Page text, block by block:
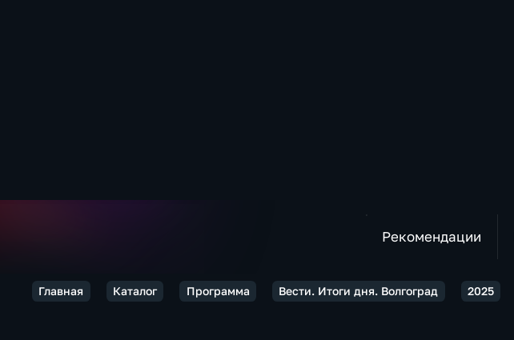
Рекомендации
Главная Каталог Программа Вести. Итоги дня. Волгоград 2025